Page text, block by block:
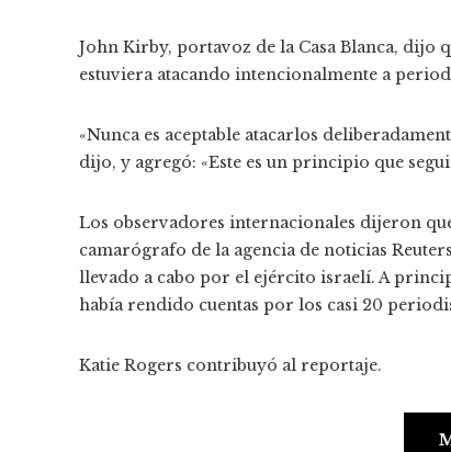
John Kirby, portavoz de la Casa Blanca, dijo
estuviera atacando intencionalmente a
«Nunca es aceptable atacarlos
dijo, y agregó: «Este es un principio que
Los observadores internacionales dijeron
camarógrafo de la agencia de noticias
llevado a cabo por el ejército israelí. A
había rendido cuentas por los casi 20
Katie Rogers contribuyó al reportaje.